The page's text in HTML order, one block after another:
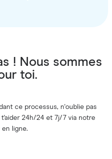
! Nous sommes
toi.
ce processus, n'oublie pas
24h/24 et 7j/7 via notre
en ligne.